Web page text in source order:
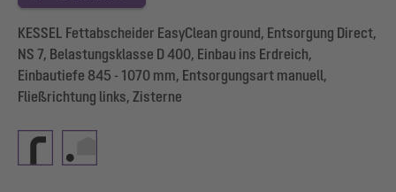
KESSEL Fettabscheider EasyClean ground, Entsorgung Direct,
NS 7, Belastungsklasse D 400, Einbau ins Erdreich,
Einbautiefe 845 - 1070 mm, Entsorgungsart manuell,
Fließrichtung links, Zisterne